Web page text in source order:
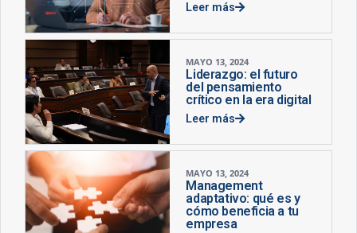
Leer más
MAYO 13, 2024
Liderazgo: el futuro
del pensamiento
crítico en la era digital
Leer más
MAYO 13, 2024
Management
adaptativo: qué es y
cómo beneficia a tu
empresa